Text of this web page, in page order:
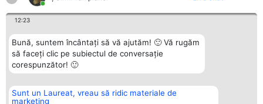
12:23
Bună, suntem încântați să vă ajutăm! 🙂 Vă rugăm
să faceți clic pe subiectul de conversație
corespunzător! 🙂
Sunt un Laureat, vreau să ridic materiale de
marketing
Organizator Ranking
BRIGHT SOLUTIONS BR SRL
Plebiscyt Contact